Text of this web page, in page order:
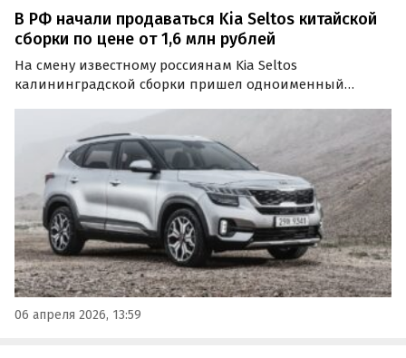
В РФ начали продаваться Kia Seltos китайской
сборки по цене от 1,6 млн рублей
На смену известному россиянам Kia Seltos
калининградской сборки пришел одноименный
колесной базой.
06 апреля 2026, 13:59